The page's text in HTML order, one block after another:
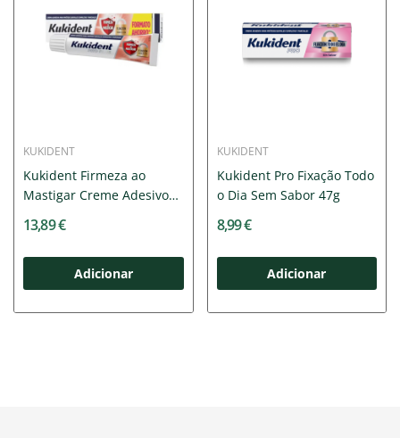
KUKIDENT
Kukident Firmeza ao
Mastigar Creme Adesivo
13,89 €
Adicionar
KUKIDENT
Kukident Pro Fixação Todo
o Dia Sem Sabor 47g
8,99 €
Adicionar